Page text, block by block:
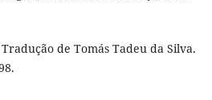
de Tomás Tadeu da Silva.